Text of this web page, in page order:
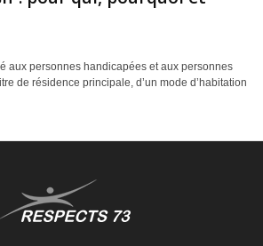
aux personnes handicapées et aux personnes
de résidence principale, d’un mode d’habitation